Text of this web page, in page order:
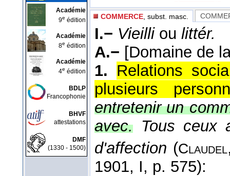
Académie
9e édition
Académie
8e édition
Académie
4e édition
BDLP
Francophonie
BHVF
attestations
DMF
(1330 - 1500)
COMMERCE , subst. masc.
I.− Vieilliou littér.
A.− [Domaine de
1. Relations
plusieurs
entretenir un
avec. Tous ceux
d'affection (Claudel
1901, I, p. 575):